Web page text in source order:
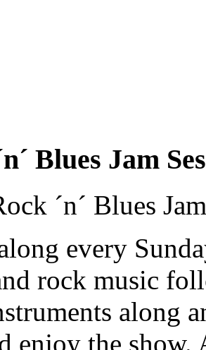
Blues Jam
´n´ Blues
every
rock music
along
enjoy the